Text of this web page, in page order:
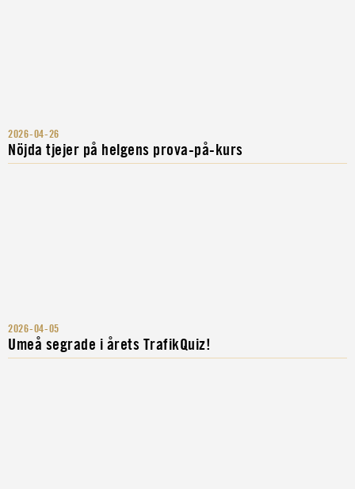
2026-04-26
Nöjda tjejer på helgens prova-på-kurs
2026-04-05
Umeå segrade i årets TrafikQuiz!